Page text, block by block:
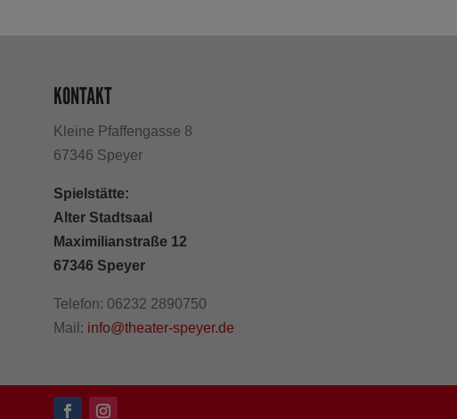
KONTAKT
Kleine Pfaffengasse 8
67346 Speyer
Spielstätte:
Alter Stadtsaal
Maximilianstraße 12
67346 Speyer
Telefon: 06232 2890750
Mail: info@theater-speyer.de